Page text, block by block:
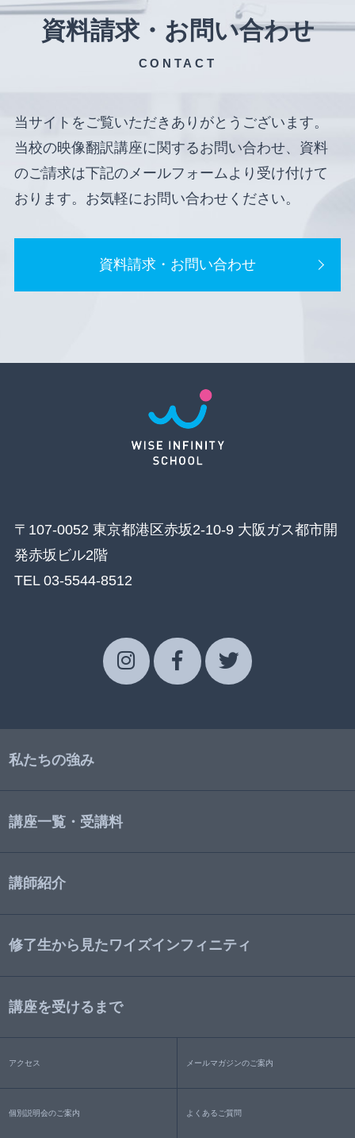
資料請求・お問い合わせ
CONTACT
当サイトをご覧いただきありがとうございます。
当校の映像翻訳講座に関するお問い合わせ、資料
のご請求は下記のメールフォームより受け付けて
おります。お気軽にお問い合わせください。
資料請求・お問い合わせ
〒107-0052 東京都港区赤坂2-10-9 大阪ガス都市開
発赤坂ビル2階
TEL 03-5544-8512
私たちの強み
講座一覧・受講料
講師紹介
修了生から見たワイズインフィニティ
講座を受けるまで
アクセス メールマガジンのご案内
個別説明会のご案内 よくあるご質問